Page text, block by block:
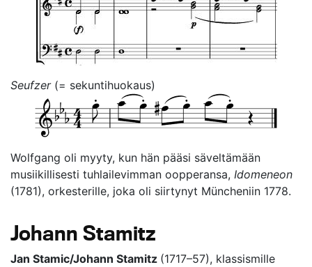
Seufzer(= sekuntihuokaus)
Wolfgang oli myyty, kun hän pääsi säveltämään
musiikillisesti tuhlailevimman oopperansa, Idomeneon
(1781), orkesterille, joka oli siirtynyt Müncheniin 1778.
Johann Stamitz
Jan Stamic/Johann Stamitz (1717–57), klassismille